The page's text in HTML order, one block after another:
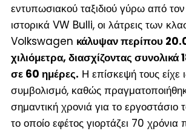
εντυπωσιακού ταξιδιού γύρω από
ιστορικά VW Bulli, οι λάτρεις των
Volkswagen κάλυψαν περίπου
χιλιόμετρα, διασχίζοντας
σε 60 ημέρες. Η επίσκεψή τους είχε
συμβολισμό, καθώς
σημαντική χρονιά για το εργοστάσιο
το οποίο εφέτος γιορτάζει 70